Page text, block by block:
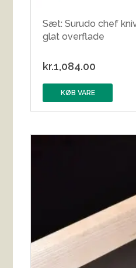
Sæt: Surudo chef
glat overflade
kr.1,084.00
KØB VARE